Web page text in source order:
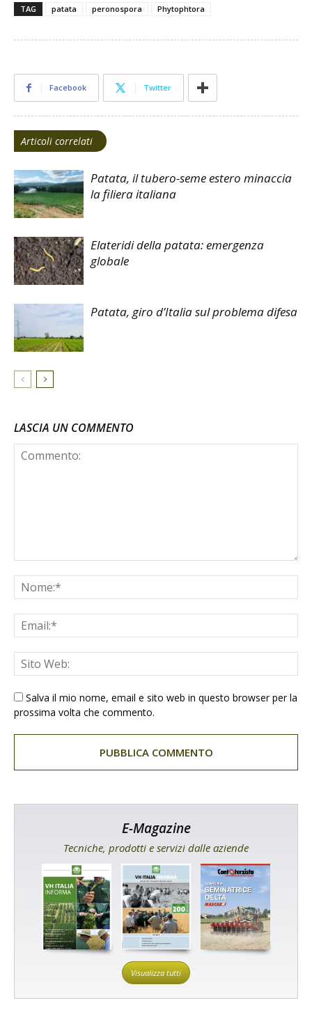
TAG patata peronospora Phytophtora
Facebook Twitter
Articoli correlati
Patata, il tubero-seme estero minaccia
la filiera italiana
Elateridi della patata: emergenza
globale
Patata, giro d’Italia sul problema difesa
LASCIA UN COMMENTO
Salva il mio nome, email e sito web in questo browser per la
prossima volta che commento.
E-Magazine
Tecniche, prodotti e servizi dalle aziende
Visualizza tutti